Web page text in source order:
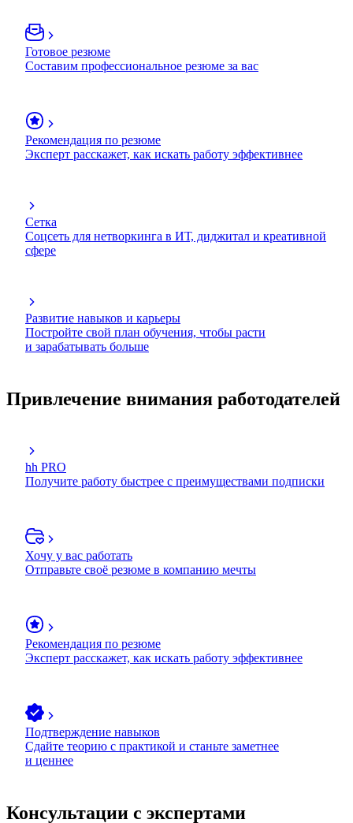
Готовое резюме
Составим профессиональное резюме за вас
Рекомендация по резюме
Эксперт расскажет, как искать работу эффективнее
Сетка
Соцсеть для нетворкинга в ИТ, диджитал и креативной
сфере
Развитие навыков и карьеры
Постройте свой план обучения, чтобы расти
и зарабатывать больше
Привлечение внимания работодателей
hh PRO
Получите работу быстрее с преимуществами подписки
Хочу у вас работать
Отправьте своё резюме в компанию мечты
Рекомендация по резюме
Эксперт расскажет, как искать работу эффективнее
Подтверждение навыков
Сдайте теорию с практикой и станьте заметнее
и ценнее
Консультации с экспертами